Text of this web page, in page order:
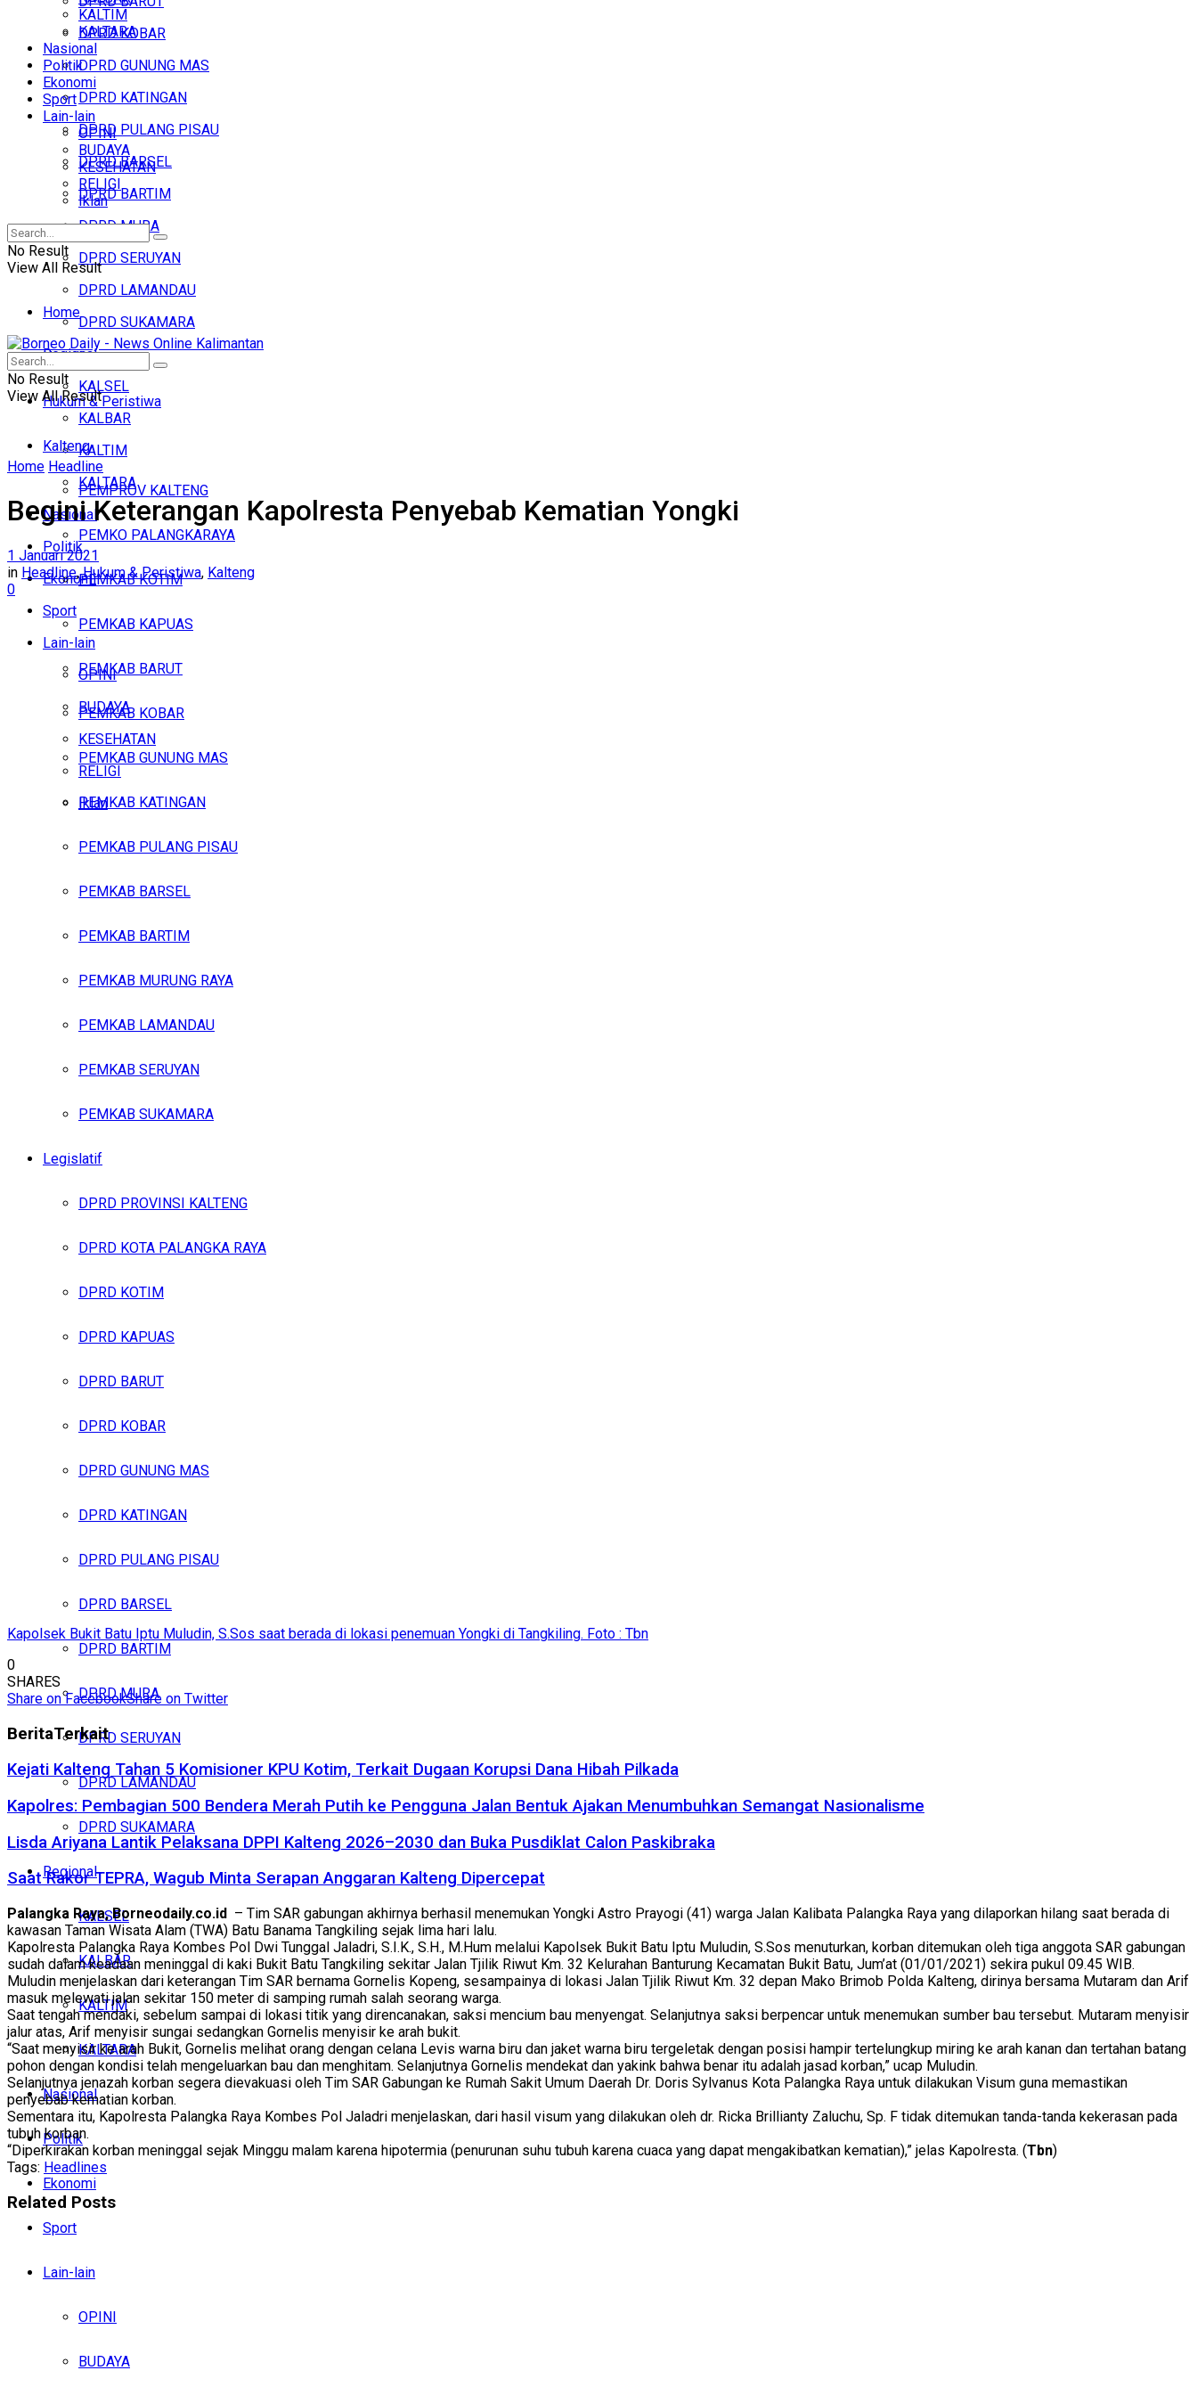
DPRD KOBAR
DPRD GUNUNG MAS
DPRD KATINGAN
DPRD PULANG PISAU
DPRD BARSEL
DPRD BARTIM
DPRD MURA
DPRD SERUYAN
DPRD LAMANDAU
DPRD SUKAMARA
Regional
KALSEL
KALBAR
KALTIM
KALTARA
Nasional
Politik
Ekonomi
Sport
Lain-lain
OPINI
BUDAYA
KESEHATAN
RELIGI
Iklan
Jumat, Agustus 7, 2026
KALTIM
KALTARA
Nasional
Politik
Ekonomi
Sport
Lain-lain
OPINI
BUDAYA
KESEHATAN
RELIGI
Iklan
No Result
View All Result
Home
Headline
Hukum & Peristiwa
Kalteng
PEMPROV KALTENG
PEMKO PALANGKARAYA
PEMKAB KOTIM
PEMKAB KAPUAS
PEMKAB BARUT
PEMKAB KOBAR
PEMKAB GUNUNG MAS
PEMKAB KATINGAN
PEMKAB PULANG PISAU
PEMKAB BARSEL
PEMKAB BARTIM
PEMKAB MURUNG RAYA
PEMKAB LAMANDAU
PEMKAB SERUYAN
PEMKAB SUKAMARA
Legislatif
DPRD PROVINSI KALTENG
DPRD KOTA PALANGKA RAYA
DPRD KOTIM
DPRD KAPUAS
DPRD BARUT
DPRD KOBAR
DPRD GUNUNG MAS
DPRD KATINGAN
DPRD PULANG PISAU
DPRD BARSEL
DPRD BARTIM
DPRD MURA
DPRD SERUYAN
DPRD LAMANDAU
DPRD SUKAMARA
Regional
KALSEL
KALBAR
KALTIM
KALTARA
Nasional
Politik
Ekonomi
Sport
Lain-lain
OPINI
BUDAYA
No Result
View All Result
Home Headline
Begini Keterangan Kapolresta Penyebab Kematian Yongki
1 Januari 2021
in Headline,Hukum & Peristiwa, Kalteng
0
Kapolsek Bukit Batu Iptu Muludin, S.Sos saat berada di lokasi penemuan Yongki di Tangkiling. Foto : Tbn
0
SHARES
Share on FacebookShare on Twitter
BeritaTerkait
Kejati Kalteng Tahan 5 Komisioner KPU Kotim, Terkait Dugaan Korupsi Dana Hibah Pilkada
Kapolres: Pembagian 500 Bendera Merah Putih ke Pengguna Jalan Bentuk Ajakan Menumbuhkan Semangat Nasionalisme
Lisda Ariyana Lantik Pelaksana DPPI Kalteng 2026–2030 dan Buka Pusdiklat Calon Paskibraka
Saat Rakor TEPRA, Wagub Minta Serapan Anggaran Kalteng Dipercepat
Palangka Raya, Borneodaily.co.id – Tim SAR gabungan akhirnya berhasil menemukan Yongki Astro Prayogi (41) warga Jalan Kalibata Palangka Raya yang dilaporkan hilang saat berada di
kawasan Taman Wisata Alam (TWA) Batu Banama Tangkiling sejak lima hari lalu.
Kapolresta Palangka Raya Kombes Pol Dwi Tunggal Jaladri, S.I.K., S.H., M.Hum melalui Kapolsek Bukit Batu Iptu Muludin, S.Sos menuturkan, korban ditemukan oleh tiga anggota SAR gabungan
sudah dalam keadaan meninggal di kaki Bukit Batu Tangkiling sekitar Jalan Tjilik Riwut Km. 32 Kelurahan Banturung Kecamatan Bukit Batu, Jum’at (01/01/2021) sekira pukul 09.45 WIB.
Muludin menjelaskan dari keterangan Tim SAR bernama Gornelis Kopeng, sesampainya di lokasi Jalan Tjilik Riwut Km. 32 depan Mako Brimob Polda Kalteng, dirinya bersama Mutaram dan Arif
masuk melewati jalan sekitar 150 meter di samping rumah salah seorang warga.
Saat tengah mendaki, sebelum sampai di lokasi titik yang direncanakan, saksi mencium bau menyengat. Selanjutnya saksi berpencar untuk menemukan sumber bau tersebut. Mutaram menyisir
jalur atas, Arif menyisir sungai sedangkan Gornelis menyisir ke arah bukit.
“Saat menyisir ke arah Bukit, Gornelis melihat orang dengan celana Levis warna biru dan jaket warna biru tergeletak dengan posisi hampir tertelungkup miring ke arah kanan dan tertahan batang
pohon dengan kondisi telah mengeluarkan bau dan menghitam. Selanjutnya Gornelis mendekat dan yakink bahwa benar itu adalah jasad korban,” ucap Muludin.
Selanjutnya jenazah korban segera dievakuasi oleh Tim SAR Gabungan ke Rumah Sakit Umum Daerah Dr. Doris Sylvanus Kota Palangka Raya untuk dilakukan Visum guna memastikan
penyebab kematian korban.
Sementara itu, Kapolresta Palangka Raya Kombes Pol Jaladri menjelaskan, dari hasil visum yang dilakukan oleh dr. Ricka Brillianty Zaluchu, Sp. F tidak ditemukan tanda-tanda kekerasan pada
tubuh korban.
“Diperkirakan korban meninggal sejak Minggu malam karena hipotermia (penurunan suhu tubuh karena cuaca yang dapat mengakibatkan kematian),” jelas Kapolresta. (Tbn)
Tags: Headlines
Related Posts